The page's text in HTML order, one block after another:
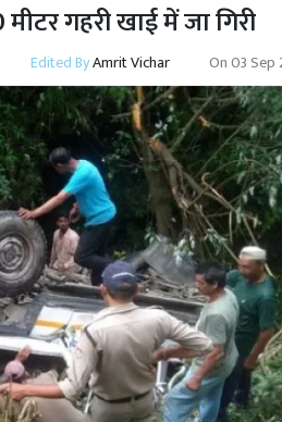
गहरी खाई में जा गिरी
Edited ByAmrit Vichar On03 Sep